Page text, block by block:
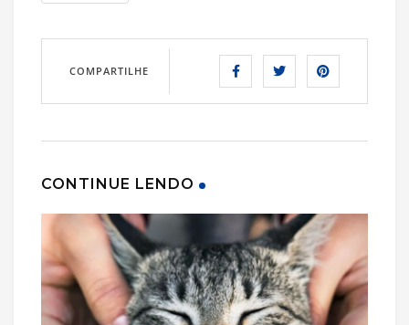
COMPARTILHE
CONTINUE LENDO